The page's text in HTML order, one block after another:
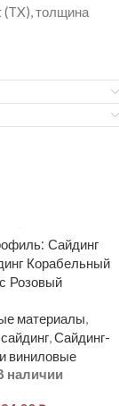
(TX), толщина
Сайдинг
Корабельный
Розовый
материалы,
,Сайдинг-
виниловые
наличии